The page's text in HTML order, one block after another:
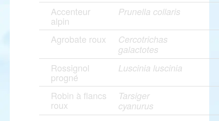
Accenteur
alpin
Prunella collaris
Agrobate roux
Cercotrichas
galactotes
Rossignol
progné
Luscinia luscinia
Robin à flancs
roux
Tarsiger
cyanurus